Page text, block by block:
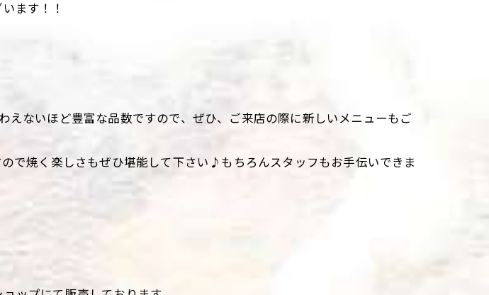
ます！！
ないほど豊富な品数ですので、ぜひ、ご来店の際に新しいメニューもご
で焼く楽しさもぜひ堪能して下さい♪もちろんスタッフもお手伝いできま